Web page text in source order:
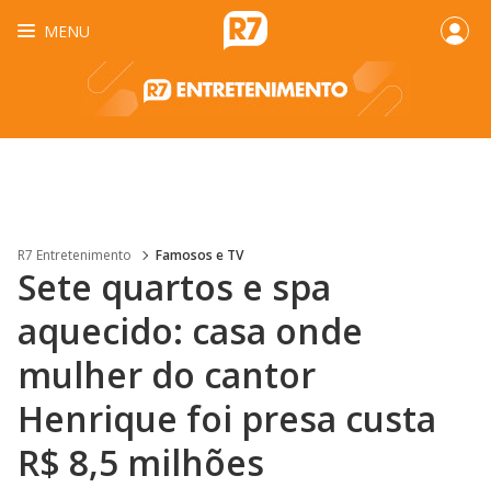
MENU
R7 Entretenimento Famosos e TV
Sete quartos e spa
aquecido: casa onde
mulher do cantor
Henrique foi presa custa
R$ 8,5 milhões